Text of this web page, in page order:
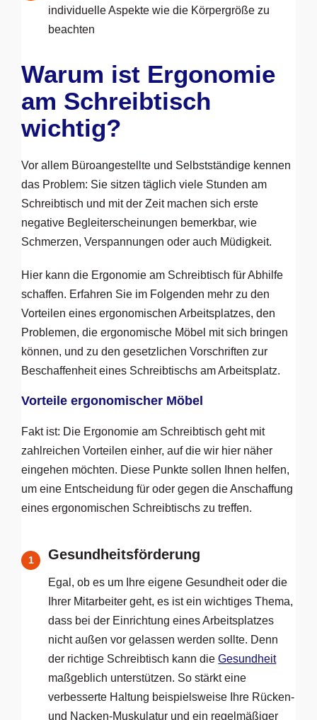
individuelle Aspekte wie die Körpergröße zu
beachten
Warum ist Ergonomie
am Schreibtisch
wichtig?
Vor allem Büroangestellte und Selbstständige kennen
das Problem: Sie sitzen täglich viele Stunden am
Schreibtisch und mit der Zeit machen sich erste
negative Begleiterscheinungen bemerkbar, wie
Schmerzen, Verspannungen oder auch Müdigkeit.
Hier kann die Ergonomie am Schreibtisch für Abhilfe
schaffen. Erfahren Sie im Folgenden mehr zu den
Vorteilen eines ergonomischen Arbeitsplatzes, den
Problemen, die ergonomische Möbel mit sich bringen
können, und zu den gesetzlichen Vorschriften zur
Beschaffenheit eines Schreibtischs am Arbeitsplatz.
Vorteile ergonomischer Möbel
Fakt ist: Die Ergonomie am Schreibtisch geht mit
zahlreichen Vorteilen einher, auf die wir hier näher
eingehen möchten. Diese Punkte sollen Ihnen helfen,
um eine Entscheidung für oder gegen die Anschaffung
eines ergonomischen Schreibtischs zu treffen.
1 Gesundheitsförderung
Egal, ob es um Ihre eigene Gesundheit oder die
Ihrer Mitarbeiter geht, es ist ein wichtiges Thema,
dass bei der Einrichtung eines Arbeitsplatzes
nicht außen vor gelassen werden sollte. Denn
der richtige Schreibtisch kann dieGesundheit
maßgeblich unterstützen. So stärkt eine
verbesserte Haltung beispielsweise Ihre Rücken-
und Nacken-Muskulatur und ein regelmäßiger